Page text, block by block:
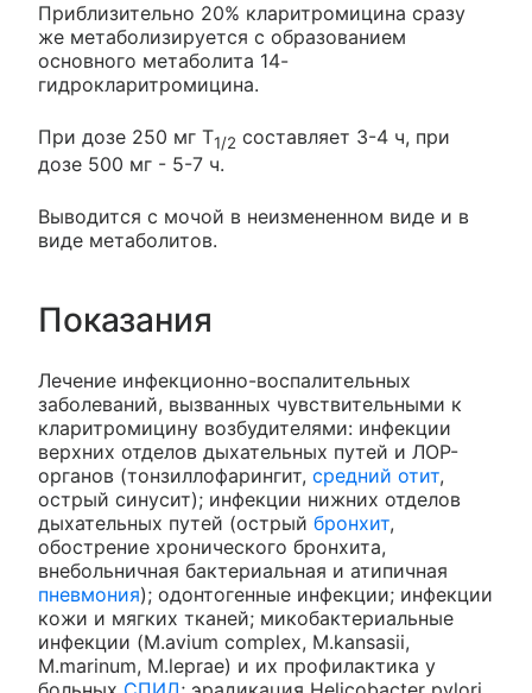
Приблизительно 20% кларитромицина сразу
же метаболизируется с образованием
основного метаболита 14-
гидрокларитромицина.
При дозе 250 мг T1/2 составляет 3-4 ч, при
дозе 500 мг - 5-7 ч.
Выводится с мочой в неизмененном виде и в
виде метаболитов.
Показания
Лечение инфекционно-воспалительных
заболеваний, вызванных чувствительными к
кларитромицину возбудителями: инфекции
верхних отделов дыхательных путей и ЛОР-
органов (тонзиллофарингит, средний отит,
острый синусит); инфекции нижних отделов
дыхательных путей (острый бронхит,
обострение хронического бронхита,
внебольничная бактериальная и атипичная
пневмония); одонтогенные инфекции; инфекции
кожи и мягких тканей; микобактериальные
инфекции (M.avium complex, M.kansasii,
M.marinum, M.leprae) и их профилактика у